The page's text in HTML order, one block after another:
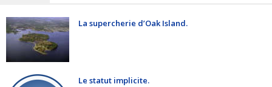
La supercherie d’Oak Island.
Le statut implicite.